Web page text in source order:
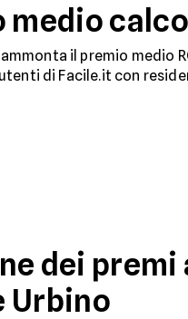
medio
il premio medio
di Facile.it con
dei
Urbino